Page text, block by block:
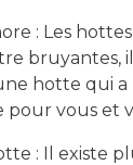
: Les
bruyantes,
hotte qui
pour vous et
: Il existe